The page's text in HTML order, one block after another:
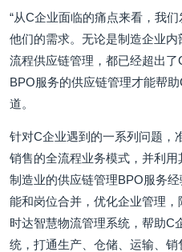
“从C企业面临的痛点来看，我
他们的需求。无论是制造企业
流程供应链管理，都已经超出
BPO服务的供应链管理才能帮
道。
针对C企业遇到的一系列问题，
销售的全流程业务模式，并利
制造业的供应链管理BPO服务
能和岗位合并，优化企业管理
时达智慧物流管理系统，帮助C
统，打通生产、仓储、运输、